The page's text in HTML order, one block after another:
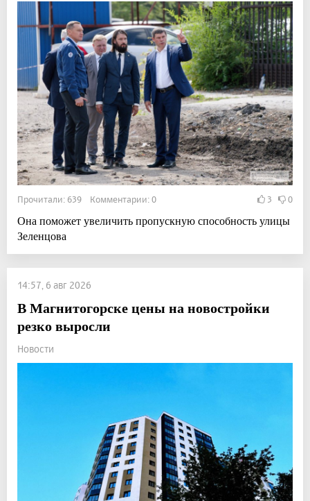
Прочитали: 639 Комментарии: 0 3 0
Она поможет увеличить пропускную способность улицы
Зеленцова
14:57, 6 авг 2026
В Магнитогорске цены на новостройки
резко выросли
Новости